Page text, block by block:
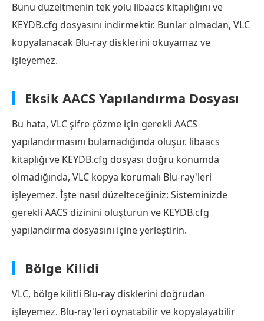
Bunu düzeltmenin tek yolu libaacs kitaplığını ve
KEYDB.cfg dosyasını indirmektir. Bunlar olmadan, VLC
kopyalanacak Blu-ray disklerini okuyamaz ve
işleyemez.
Eksik AACS Yapılandırma Dosyası
Bu hata, VLC şifre çözme için gerekli AACS
yapılandırmasını bulamadığında oluşur. libaacs
kitaplığı ve KEYDB.cfg dosyası doğru konumda
olmadığında, VLC kopya korumalı Blu-ray'leri
işleyemez. İşte nasıl düzelteceğiniz: Sisteminizde
gerekli AACS dizinini oluşturun ve KEYDB.cfg
yapılandırma dosyasını içine yerleştirin.
Bölge Kilidi
VLC, bölge kilitli Blu-ray disklerini doğrudan
işleyemez. Blu-ray'leri oynatabilir ve kopyalayabilir